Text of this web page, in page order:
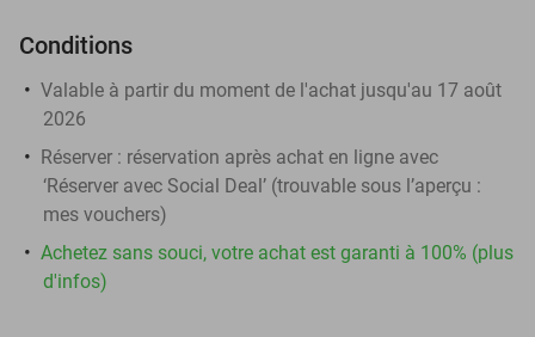
Conditions
Valable à partir du moment de l'achat jusqu'au 17 août
2026
Réserver : réservation après achat en ligne avec
‘Réserver avec Social Deal’ (trouvable sous l’aperçu :
mes vouchers)
Achetez sans souci, votre achat est garanti à 100% (plus
d'infos)